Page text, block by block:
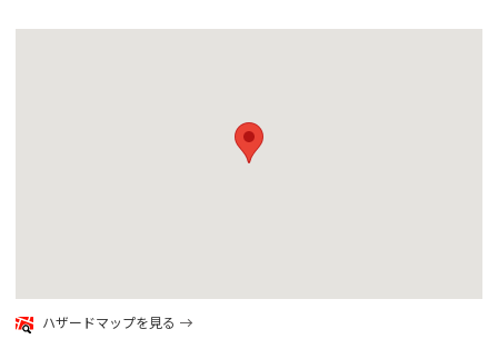
ハザードマップを見る